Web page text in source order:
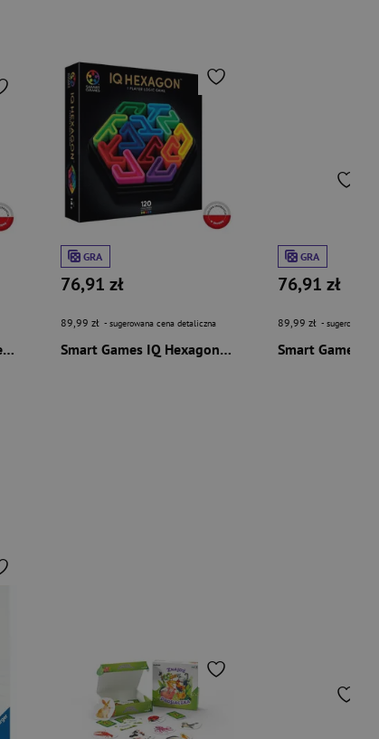
Smart Games IQ Circle Deluxe (ENG) IUVI Games
GRA
76,91 zł
89,99 zł - sugerowana cena detaliczna
Smart Games IQ Hexagon Deluxe (ENG) IUVI Games
GRA
76,91 zł
89,99 zł - sugerowana